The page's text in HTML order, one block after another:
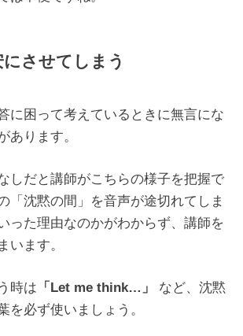
させてしまう
に困って考えているときに無言にな
あります。
しだと講師がこちらの様子を把握で
「沈黙の間」を音声が途切れてしま
った理由なのかがわからず、講師を
います。
時は 「Let me think…」
など、沈黙
を必ず使いましょう。